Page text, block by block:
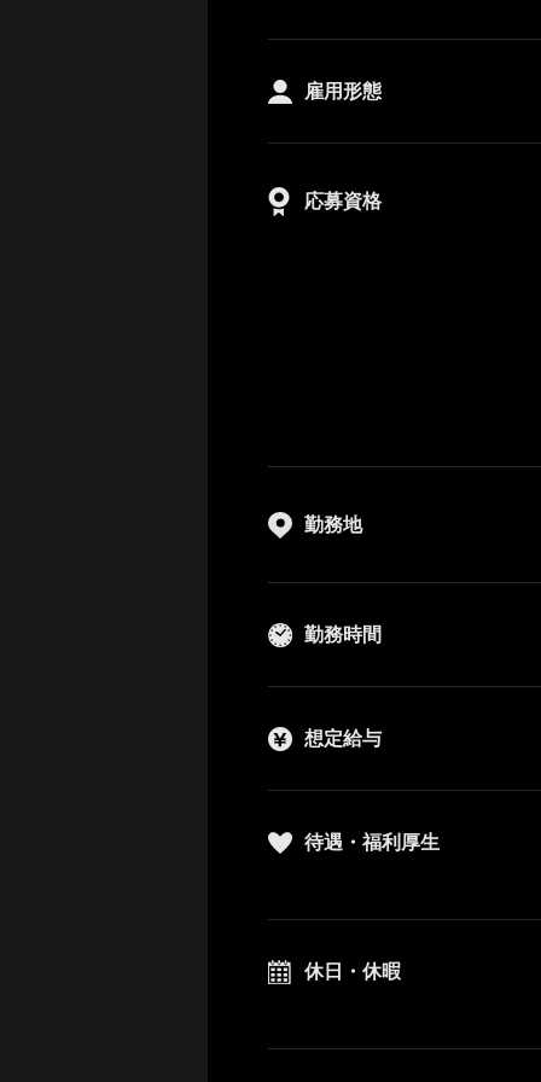
雇用形態
応募資格
勤務地
勤務時間
想定給与
待遇・福利厚生
休日・休暇